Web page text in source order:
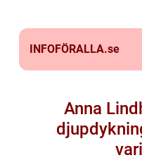
INFOFÖRALLA.se
Anna